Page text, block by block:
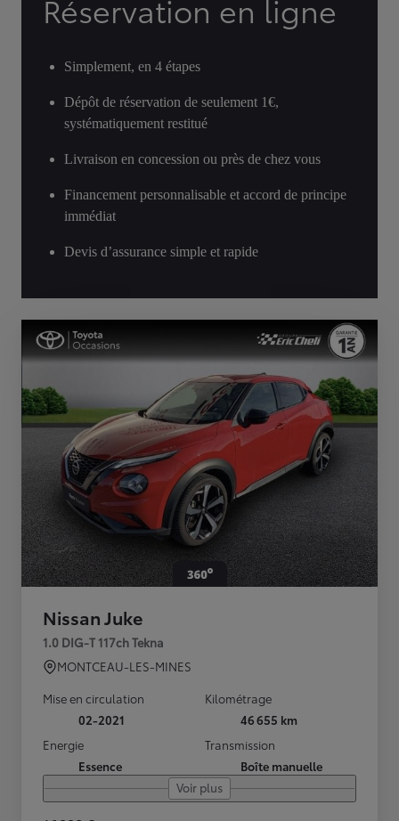
Réservation en ligne
Simplement, en 4 étapes
Dépôt de réservation de seulement 1€,
systématiquement restitué
Livraison en concession ou près de chez vous
Financement personnalisable et accord de principe
immédiat
Devis d’assurance simple et rapide
Nissan Juke
1.0 DIG-T 117ch Tekna
MONTCEAU-LES-MINES
Mise en circulation
02-2021
Kilométrage
46 655 km
Energie
Essence
Transmission
Boîte manuelle
Voir plus